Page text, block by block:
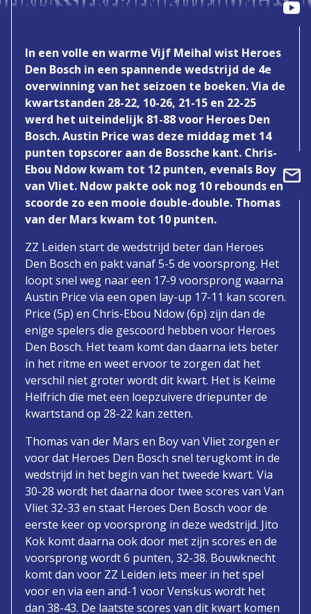
In een volle en warme Vijf Meihal wist Heroes
Den Bosch in een spannende wedstrijd de 4e
overwinning van het seizoen te boeken. Via de
kwartstanden 28-22, 10-26, 21-15 en 22-25
werd het uiteindelijk 81-88 voor Heroes Den
Bosch. Austin Price was deze middag met 14
punten topscorer aan de Bossche kant. Chris-
Ebou Ndow kwam tot 12 punten, evenals Boy
van Vliet. Ndow pakte ook nog 10 rebounds en
scoorde zo een mooie double-double. Thomas
van der Mars kwam tot 10 punten.
ZZ Leiden start de wedstrijd beter dan Heroes
Den Bosch en pakt vanaf 5-5 de voorsprong. Het
loopt snel weg naar een 17-9 voorsprong waarna
Austin Price via een open lay-up 17-11 kan scoren.
Price (5p) en Chris-Ebou Ndow (6p) zijn dan de
enige spelers die gescoord hebben voor Heroes
Den Bosch. Het team komt dan daarna iets beter
in het ritme en weet ervoor te zorgen dat het
verschil niet groter wordt dit kwart. Het is Keime
Helfrich die met een loepzuivere driepunter de
kwartstand op 28-22 kan zetten.
Thomas van der Mars en Boy van Vliet zorgen er
voor dat Heroes Den Bosch snel terugkomt in de
wedstrijd in het begin van het tweede kwart. Via
30-28 wordt het daarna door twee scores van Van
Vliet 32-33 en staat Heroes Den Bosch voor de
eerste keer op voorsprong in deze wedstrijd. Jito
Kok komt daarna ook door met zijn scores en de
voorsprong wordt 6 punten, 32-38. Bouwknecht
komt dan voor ZZ Leiden iets meer in het spel
voor en via een and-1 voor Venskus wordt het
dan 38-43. De laatste scores van dit kwart komen